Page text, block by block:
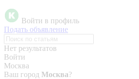
Войти в профиль
Подать объявление
Нет результатов
Войти
Москва
Ваш город Москва?